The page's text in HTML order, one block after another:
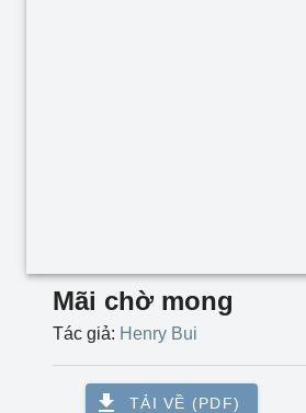
Mãi chờ mong
Tác giả: Henry Bui
TẢI VỀ (PDF)